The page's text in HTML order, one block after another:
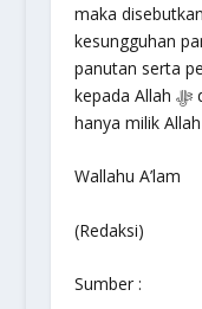
maka
kesungguhan
panutan serta
kepada Allah ﷻ dan dzikir pada-Nya. Segala puji
Wallahu A’lam
(Redaksi)
Sumber :